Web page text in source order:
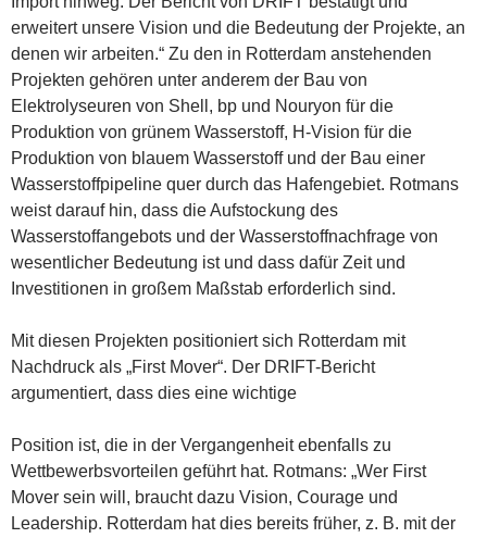
erweitert unsere Vision und die Bedeutung der Projekte, an
denen wir arbeiten.“ Zu den in Rotterdam anstehenden
Projekten gehören unter anderem der Bau von
Elektrolyseuren von Shell, bp und Nouryon für die
Produktion von grünem Wasserstoff, H-Vision für die
Produktion von blauem Wasserstoff und der Bau einer
Wasserstoffpipeline quer durch das Hafengebiet. Rotmans
weist darauf hin, dass die Aufstockung des
Wasserstoffangebots und der Wasserstoffnachfrage von
wesentlicher Bedeutung ist und dass dafür Zeit und
Investitionen in großem Maßstab erforderlich sind.
Mit diesen Projekten positioniert sich Rotterdam mit
Nachdruck als „First Mover“. Der DRIFT-Bericht
argumentiert, dass dies eine wichtige
Position ist, die in der Vergangenheit ebenfalls zu
Wettbewerbsvorteilen geführt hat. Rotmans: „Wer First
Mover sein will, braucht dazu Vision, Courage und
Leadership. Rotterdam hat dies bereits früher, z. B. mit der